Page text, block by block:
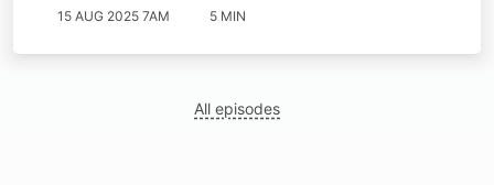
15 AUG 2025 7AM 5 MIN
All episodes